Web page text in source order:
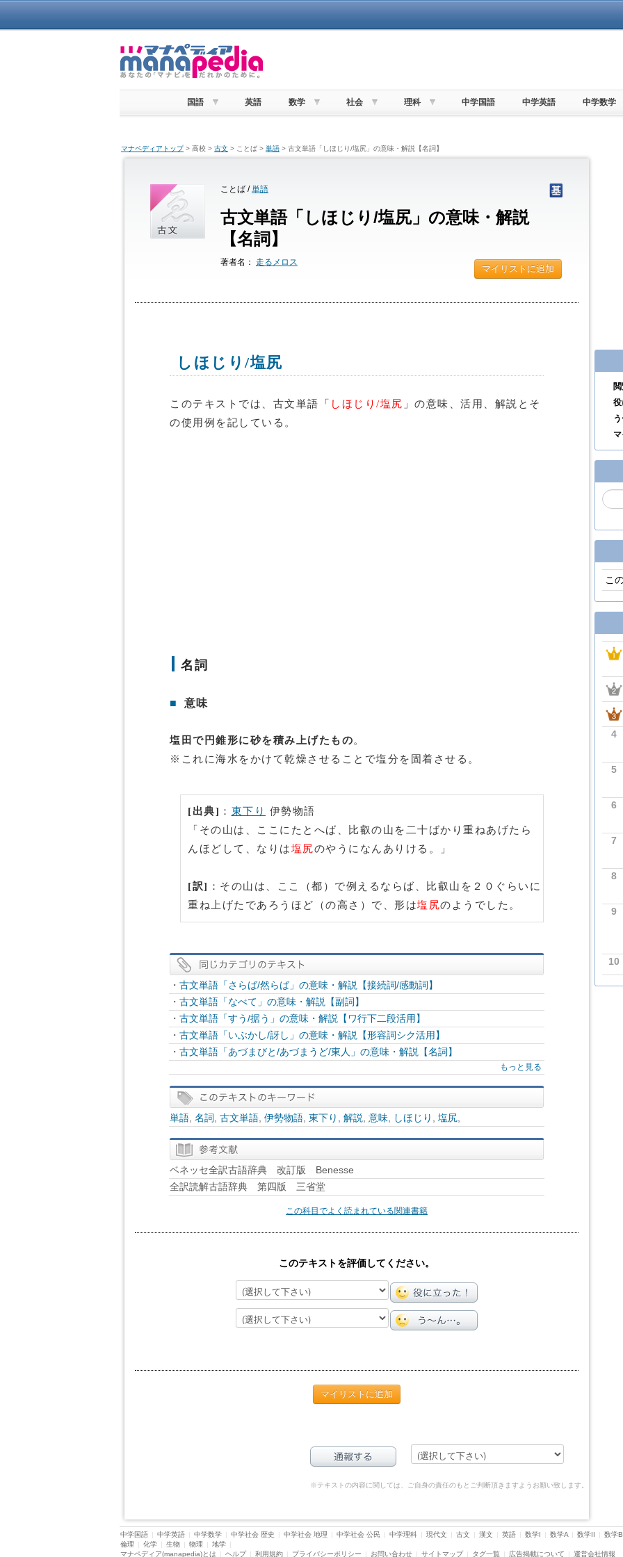
国語 英語 数学 社会 理科 中学国語 中学英語 中学数学
マナペディアトップ> 高校 > 古文 > ことば > 単語 > 古文単語「しほじり/塩尻」の意味・解説【名詞】
ことば /単語
古文単語「しほじり/塩尻」の意味・解説
【名詞】
著者名： 走るメロス
マイリストに追加
しほじり/塩尻
このテキストでは、古文単語「 しほじり/塩尻 」の意味、活用、解説とそ
の使用例を記している。
名詞
■ 意味
塩田で円錐形に砂を積み上げたもの。
※これに海水をかけて乾燥させることで塩分を固着させる。
[出典] ： 東下り
伊勢物語
「その山は、ここにたとへば、比叡の山を二十ばかり重ねあげたら
んほどして、なりは塩尻のやうになんありける。」
[訳] ：その山は、ここ（都）で例えるならば、比叡山を２０ぐらいに
重ね上げたであろうほど（の高さ）で、形は塩尻のようでした。
・ 古文単語「さらば/然らば」の意味・解説【接続詞/感動詞】
・ 古文単語「なべて」の意味・解説【副詞】
・ 古文単語「すう/据う」の意味・解説【ワ行下二段活用】
・ 古文単語「いぶかし/訝し」の意味・解説【形容詞シク活用】
・ 古文単語「あづまびと/あづまうど/東人」の意味・解説【名詞】
もっと見る
単語 名詞 古文単語 伊勢物語 東下り 解説 意味 しほじり 塩尻
ベネッセ全訳古語辞典 改訂版 Benesse
全訳読解古語辞典 第四版 三省堂
この科目でよく読まれている関連書籍
このテキストを評価してください。
マイリストに追加
※テキストの内容に関しては、ご自身の責任のもとご判断頂きますようお願い致します。
こ
4
5
6
7
8
9
10
中学国語 | 中学英語 | 中学数学 | 中学社会 歴史 | 中学社会 地理 | 中学社会 公民 | 中学理科 | 現代文 | 古文 | 漢文 | 英語 | 数学I | 数学A | 数学II | 数学B
倫理
| 化学 | 生物 | 物理 | 地学 |
マナペディア(manapedia)とは
| ヘルプ | 利用規約 | プライバシーポリシー | お問い合わせ | サイトマップ | タグ一覧 | 広告掲載について | 運営会社情報